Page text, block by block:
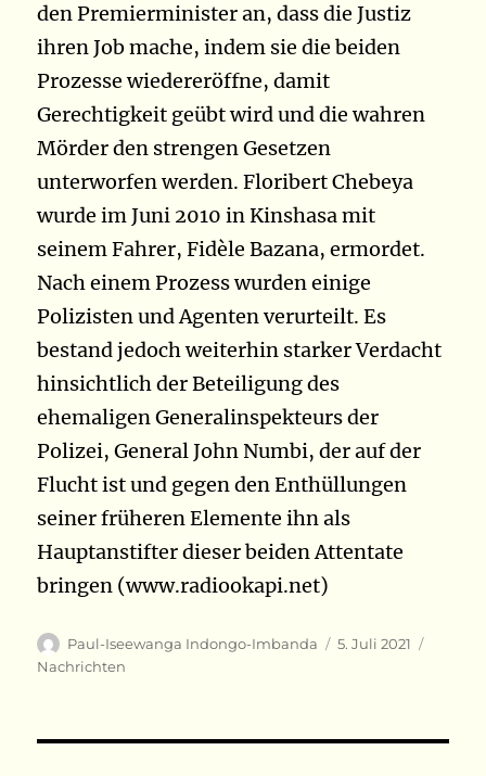
den Premierminister an, dass die Justiz
ihren Job mache, indem sie die beiden
Prozesse wiedereröffne, damit
Gerechtigkeit geübt wird und die wahren
Mörder den strengen Gesetzen
unterworfen werden. Floribert Chebeya
wurde im Juni 2010 in Kinshasa mit
seinem Fahrer, Fidèle Bazana, ermordet.
Nach einem Prozess wurden einige
Polizisten und Agenten verurteilt. Es
bestand jedoch weiterhin starker Verdacht
hinsichtlich der Beteiligung des
ehemaligen Generalinspekteurs der
Polizei, General John Numbi, der auf der
Flucht ist und gegen den Enthüllungen
seiner früheren Elemente ihn als
Hauptanstifter dieser beiden Attentate
bringen (www.radiookapi.net)
Autor
Paul-Iseewanga Indongo-Imbanda
Veröffentlicht
5. Juli 2021
Nachrichten